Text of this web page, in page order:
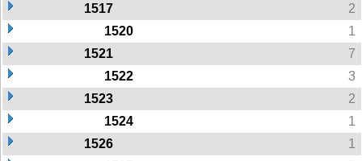
1517
2
1520
1
1521
7
1522
3
1523
2
1524
1
1526
1